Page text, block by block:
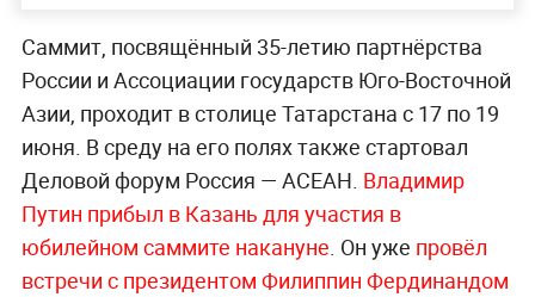
Саммит, посвящённый 35-летию партнёрства
России и Ассоциации государств Юго-Восточной
Азии, проходит в столице Татарстана с 17 по 19
июня. В среду на его полях также стартовал
Деловой форум Россия — АСЕАН. Владимир
Путин прибыл в Казань для участия в
юбилейном саммите накануне. Он уже провёл
встречи с президентом Филиппин Фердинандом